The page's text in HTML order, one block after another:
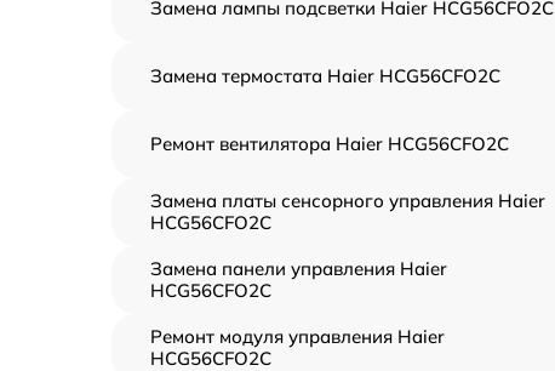
Замена лампы подсветки Haier HCG56CFO2C
Замена термостата Haier HCG56CFO2C
Ремонт вентилятора Haier HCG56CFO2C
Замена платы сенсорного управления Haier
HCG56CFO2C
Замена панели управления Haier
HCG56CFO2C
Ремонт модуля управления Haier
HCG56CFO2C